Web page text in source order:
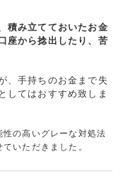
積み立てておいたお金
座から捻出したり、苦
、手持ちのお金まで失
してはおすすめ致しま
の高いグレーな対処法
いただきました。